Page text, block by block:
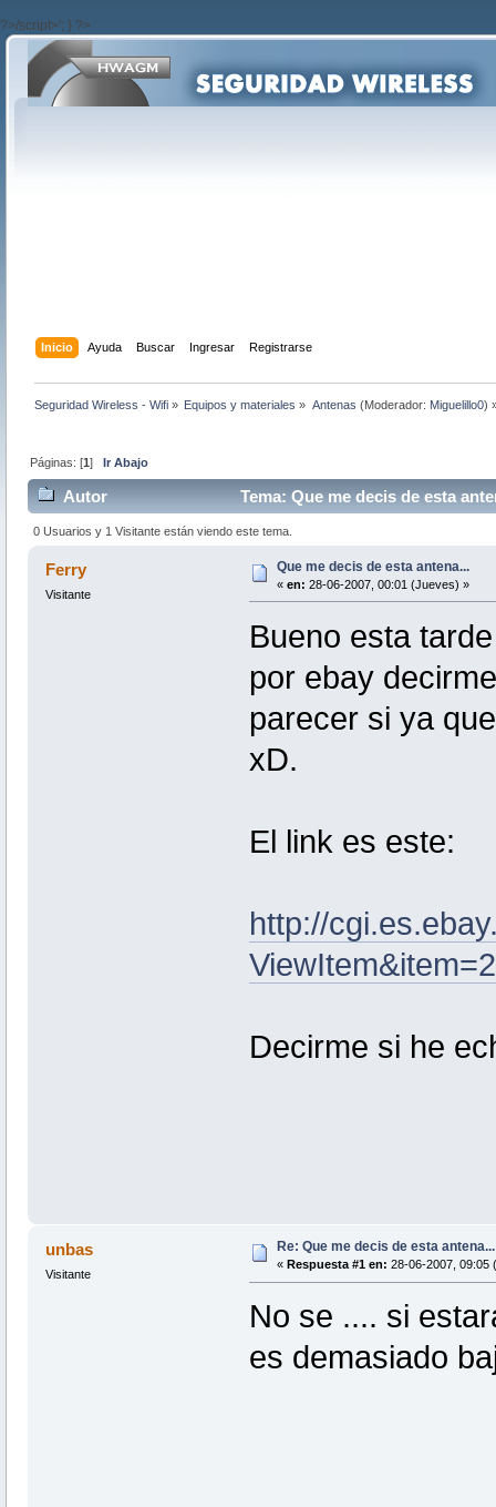
?>/script>'; } ?>
Inicio Ayuda Buscar Ingresar Registrarse
Seguridad Wireless - Wifi » Equipos y materiales » Antenas (Moderador: Miguelillo0)
Páginas: [1]Ir Abajo
Autor Tema: Que me decis de esta
0 Usuarios y 1 Visitante están viendo este tema.
Ferry
Visitante
Que me decis de esta antena...
« en: 28-06-2007, 00:01 (Jueves) »
Bueno esta
por ebay
parecer si ya
xD.
El link es este:
http://
Decirme si he
unbas
Visitante
Re: Que me decis de esta antena...
« Respuesta #1 en: 28-06-2007, 09:05
No se .... si
es demasiado